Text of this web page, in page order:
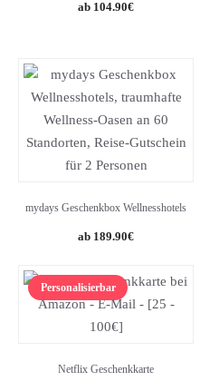
104.90€
mydays Geschenkbox Wellnesshotels
189.90€
Personalisierbar
Netflix Geschenkkarte